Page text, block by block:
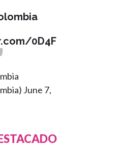
0D4F
June 7,